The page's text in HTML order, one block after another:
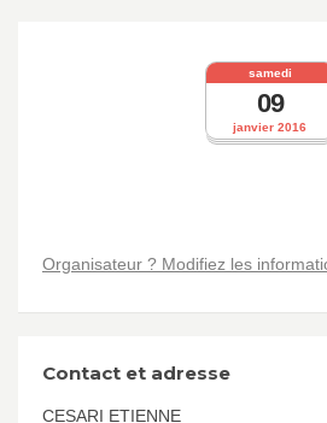
janvier 2016
samedi
09
Organisateur ? Modifiez les
Contact et adresse
CESARI ETIENNE